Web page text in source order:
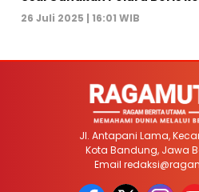
26 Juli 2025 | 16:01 WIB
Jl. Antapani Lama,
Kota Bandung, Jawa
Email